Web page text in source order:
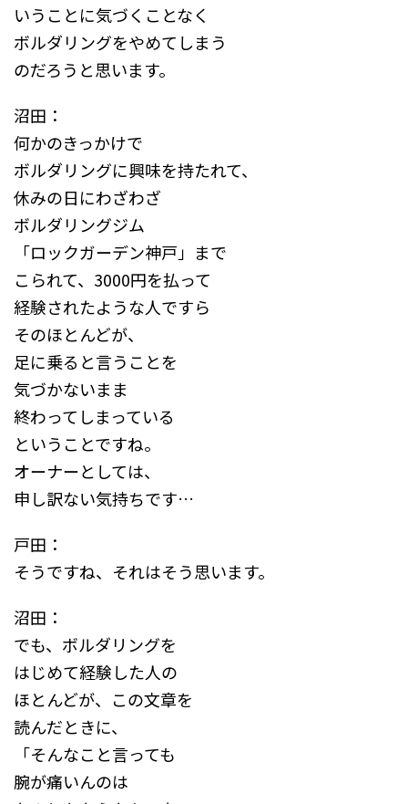
いうことに気づくことなく
ボルダリングをやめてしまう
のだろうと思います。
沼田：
何かのきっかけで
ボルダリングに興味を持たれて、
休みの日にわざわざ
ボルダリングジム
「ロックガーデン神戸」まで
こられて、3000円を払って
経験されたような人ですら
そのほとんどが、
足に乗ると言うことを
気づかないまま
終わってしまっている
ということですね。
オーナーとしては、
申し訳ない気持ちです…
戸田：
そうですね、それはそう思います。
沼田：
でも、ボルダリングを
はじめて経験した人の
ほとんどが、この文章を
読んだときに、
「そんなこと言っても
腕が痛いんのは